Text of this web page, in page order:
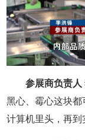
参展商负责人
黑心、霉心这块都
计算机里头，再到